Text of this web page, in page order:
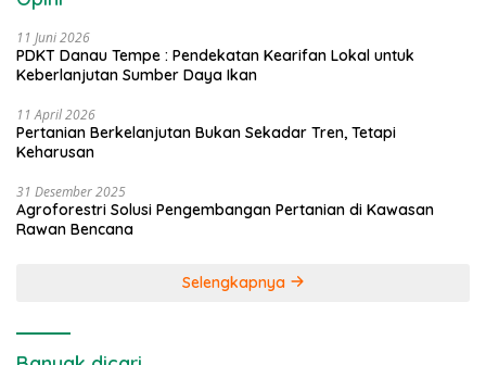
11 Juni 2026
PDKT Danau Tempe : Pendekatan Kearifan Lokal untuk
Keberlanjutan Sumber Daya Ikan
11 April 2026
Pertanian Berkelanjutan Bukan Sekadar Tren, Tetapi
Keharusan
31 Desember 2025
Agroforestri Solusi Pengembangan Pertanian di Kawasan
Rawan Bencana
Selengkapnya